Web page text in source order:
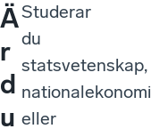
Ä
r
d
u
Studerar
du
statsvetenskap,
nationalekonomi
eller